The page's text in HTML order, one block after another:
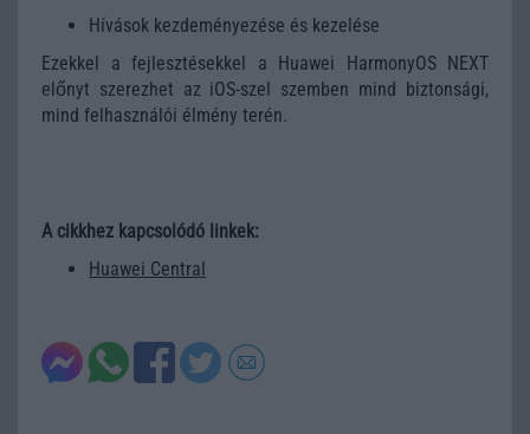
Hívások kezdeményezése és kezelése
Ezekkel a fejlesztésekkel a Huawei HarmonyOS NEXT
előnyt szerezhet az iOS-szel szemben mind biztonsági,
mind felhasználói élmény terén.
A cikkhez kapcsolódó linkek:
Huawei Central